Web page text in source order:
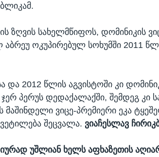
ზღვის სახელმწიფოს, დომინიკის
აბრეუ ოკუპირებულ სოხუმში 2011
და 2012 წლის აგვისტოში კი
პერუს დედაქალაქში, შემდეგ კი
მაშინდელი ვიცე-პრემიერი ეკა
შეცვალა. ვიაჩესლავ
უშლიან ხელს აფხაზეთის